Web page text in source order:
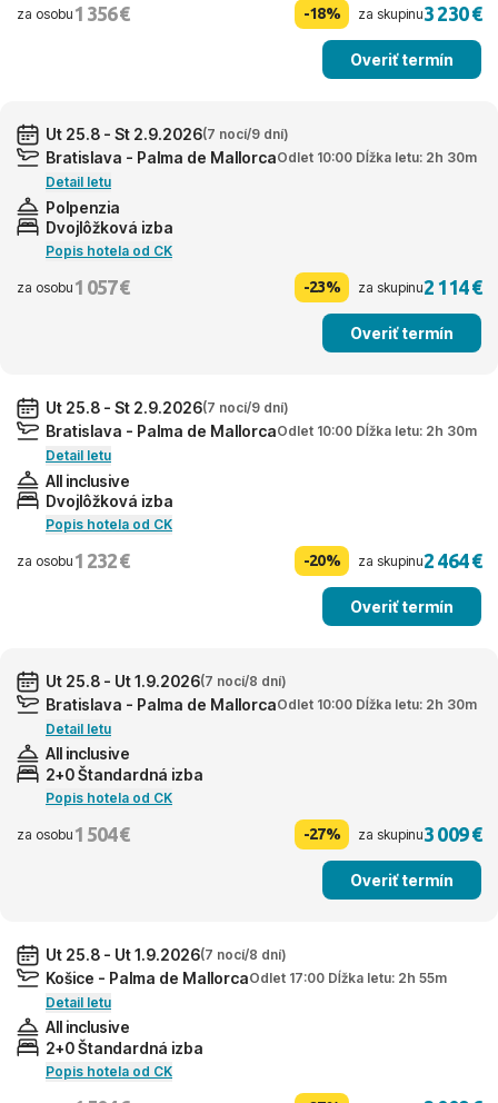
za osobu 1 356 € -18% za skupinu3 230 €
Overiť termín
Ut 25.8 - St 2.9.2026(7 nocí/9 dní)
Bratislava - Palma de MallorcaOdlet 10:00 Dĺžka letu: 2h 30m
Detail letu
Polpenzia
Dvojlôžková izba
Popis hotela od CK
za osobu 1 057 € -23% za skupinu2 114 €
Overiť termín
Ut 25.8 - St 2.9.2026(7 nocí/9 dní)
Bratislava - Palma de MallorcaOdlet 10:00 Dĺžka letu: 2h 30m
Detail letu
All inclusive
Dvojlôžková izba
Popis hotela od CK
za osobu 1 232 € -20% za skupinu2 464 €
Overiť termín
Ut 25.8 - Ut 1.9.2026(7 nocí/8 dní)
Bratislava - Palma de MallorcaOdlet 10:00 Dĺžka letu: 2h 30m
Detail letu
All inclusive
2+0 Štandardná izba
Popis hotela od CK
za osobu 1 504 € -27% za skupinu3 009 €
Overiť termín
Ut 25.8 - Ut 1.9.2026(7 nocí/8 dní)
Košice - Palma de MallorcaOdlet 17:00 Dĺžka letu: 2h 55m
Detail letu
All inclusive
2+0 Štandardná izba
Popis hotela od CK